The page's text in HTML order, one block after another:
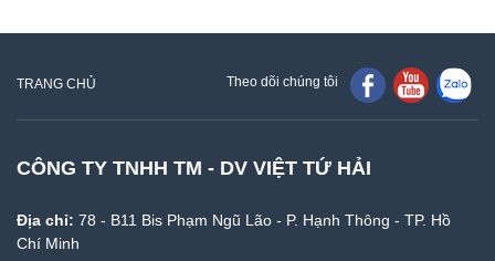
TRANG CHỦ Theo dõi chúng tôi
CÔNG TY TNHH TM - DV VIỆT TỨ HẢI
Địa chỉ: 78 - B11 Bis Phạm Ngũ Lão - P. Hạnh Thông - TP. Hồ
Chí Minh